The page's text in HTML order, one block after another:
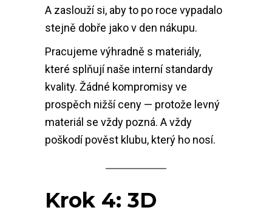
A zaslouží si, aby to po roce vypadalo
stejně dobře jako v den nákupu.
Pracujeme výhradně s materiály,
které splňují naše interní standardy
kvality. Žádné kompromisy ve
prospěch nižší ceny — protože levný
materiál se vždy pozná. A vždy
poškodí pověst klubu, který ho nosí.
Krok 4: 3D